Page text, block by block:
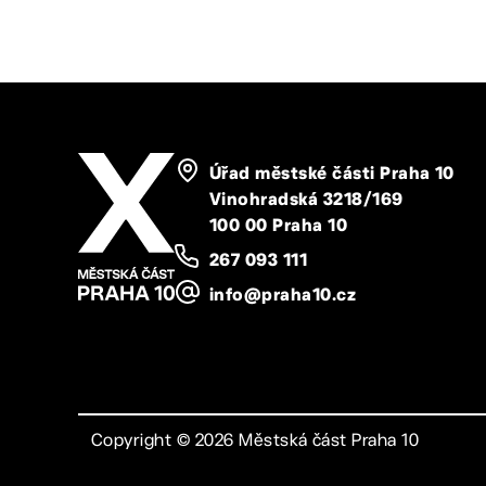
Úřad městské části Praha 10
Vinohradská 3218/169
100 00 Praha 10
267 093 111
info@praha10.cz
Copyright © 2026 Městská část Praha 10